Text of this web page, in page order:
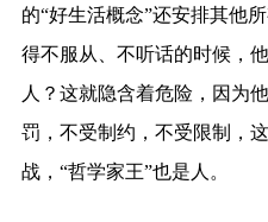
的“好生活概念”还安排其他
得不服从、不听话的时候，
人？这就隐含着危险，因为
罚，不受制约，不受限制，
战，“哲学家王”也是人。